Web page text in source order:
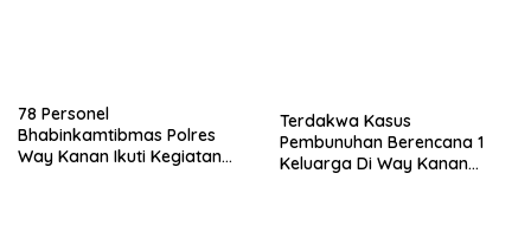
78 Personel
Bhabinkamtibmas Polres
Way Kanan Ikuti Kegiatan
Terdakwa Kasus
Pembunuhan Berencana 1
Keluarga Di Way Kanan